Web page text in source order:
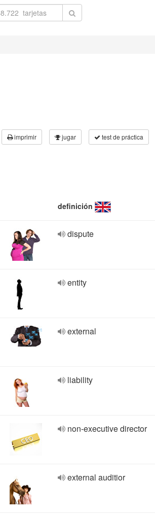
imprimir jugar test de práctica
definición
dispute
entity
external
liability
non-executive director
external auditior